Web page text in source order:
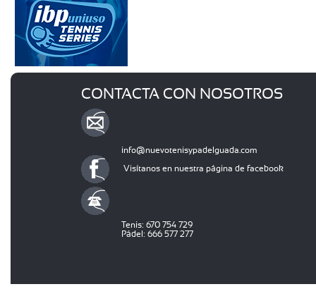
CONTACTA CON NOSOTROS
info@nuevotenisypadelguada.com
Visítanos en nuestra página de facebook
Tenis: 670 754 729
Pádel: 666 577 277